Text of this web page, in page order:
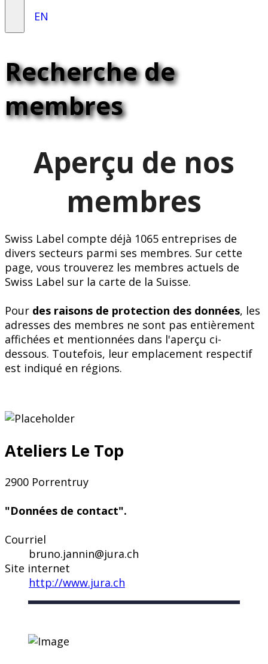
EN
Recherche de
membres
Aperçu de nos
membres
Swiss Label compte déjà 1065 entreprises de
divers secteurs parmi ses membres. Sur cette
page, vous trouverez les membres actuels de
Swiss Label sur la carte de la Suisse.
Pour des raisons de protection des données, les
adresses des membres ne sont pas entièrement
affichées et mentionnées dans l'aperçu ci-
dessous. Toutefois, leur emplacement respectif
est indiqué en régions.
Ateliers Le Top
2900 Porrentruy
"Données de contact".
Courriel
bruno.jannin@jura.ch
Site internet
http://www.jura.ch